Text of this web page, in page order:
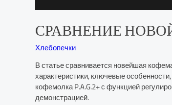
СРАВНЕНИЕ НОВОЙ
Хлебопечки
В статье сравнивается новейшая
характеристики, ключевые
кофемолка P.A.G.2+ с функцией
демонстрацией.